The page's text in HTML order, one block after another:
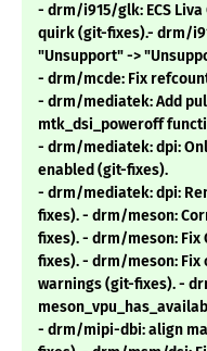
- drm/i915/glk: ECS Liva
quirk (git-fixes).- drm/
"Unsupport" ->
- drm/mcde: Fix
- drm/mediatek: Add
mtk_dsi_poweroff
- drm/mediatek: dpi:
enabled (git-fixes).
- drm/mediatek: dpi:
fixes). - drm/meson:
fixes). - drm/meson: Fix
fixes). - drm/meson:
warnings (git-fixes). -
- drm/mipi-dbi: align